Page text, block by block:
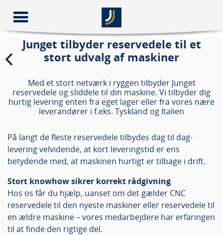
Junget tilbyder reservedele til et
stort udvalg af maskiner
Med et stort netværk i ryggen tilbyder Junget
reservedele og sliddele til din maskine. Vi tilbyder dig
hurtig levering enten fra eget lager eller fra vores nære
leverandører i f.eks. Tyskland og Italien
På langt de fleste reservedele tilbydes dag til dag-
levering velvidende, at kort leveringstid er ens
betydende med, at maskinen hurtigt er tilbage i drift.
Stort knowhow sikrer korrekt rådgivning
Hos os får du hjælp, uanset om det gælder CNC
reservedele til den nyeste maskiner eller reservedele til
en ældre maskine – vores medarbejdere har erfaringen
til at finde den rigtige del.